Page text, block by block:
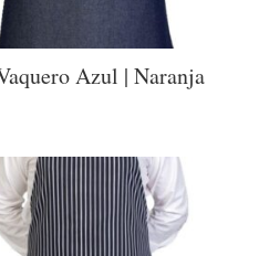
Azul | Naranja